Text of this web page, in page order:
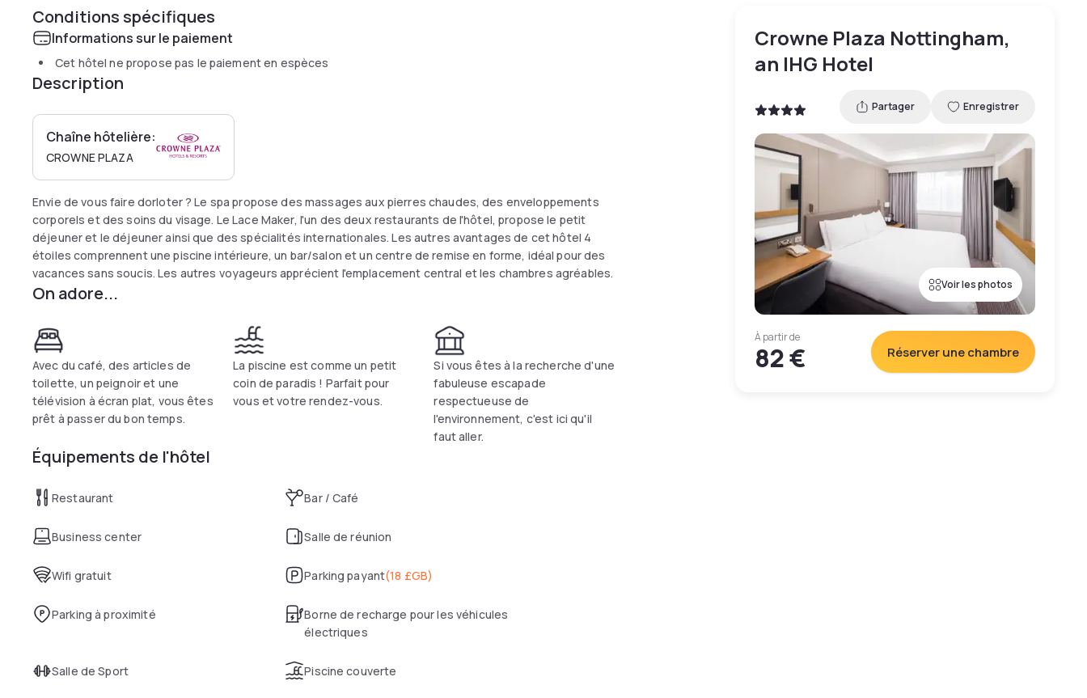
Conditions spécifiques
Informations sur le paiement
Cet hôtel ne propose pas le paiement en espèces
Description
Chaîne hôtelière:
CROWNE PLAZA
Envie de vous faire dorloter ? Le spa propose des massages aux pierres chaudes, des enveloppements
corporels et des soins du visage. Le Lace Maker, l'un des deux restaurants de l'hôtel, propose le petit
déjeuner et le déjeuner ainsi que des spécialités internationales. Les autres avantages de cet hôtel 4
étoiles comprennent une piscine intérieure, un bar/salon et un centre de remise en forme, idéal pour des
vacances sans soucis. Les autres voyageurs apprécient l'emplacement central et les chambres agréables.
On adore...
Avec du café, des articles de
toilette, un peignoir et une
télévision à écran plat, vous êtes
prêt à passer du bon temps.
La piscine est comme un petit
coin de paradis ! Parfait pour
vous et votre rendez-vous.
Si vous êtes à la recherche d'une
fabuleuse escapade
respectueuse de
l'environnement, c'est ici qu'il
faut aller.
Équipements de l'hôtel
Restaurant Bar / Café
Business center Salle de réunion
Wifi gratuit Parking payant(18 £GB)
Parking à proximité
Borne de recharge pour les véhicules
électriques
Salle de Sport Piscine couverte
Crowne Plaza Nottingham,
an IHG Hotel
Partager Enregistrer
Voir les photos
À partir de
82 € Réserver une chambre